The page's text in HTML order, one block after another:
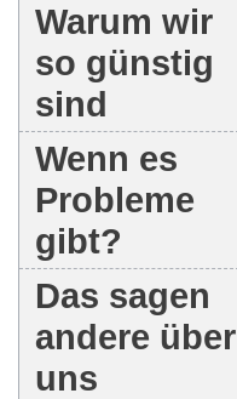
Warum wir
so günstig
sind
Wenn es
Probleme
gibt?
Das sagen
andere über
uns